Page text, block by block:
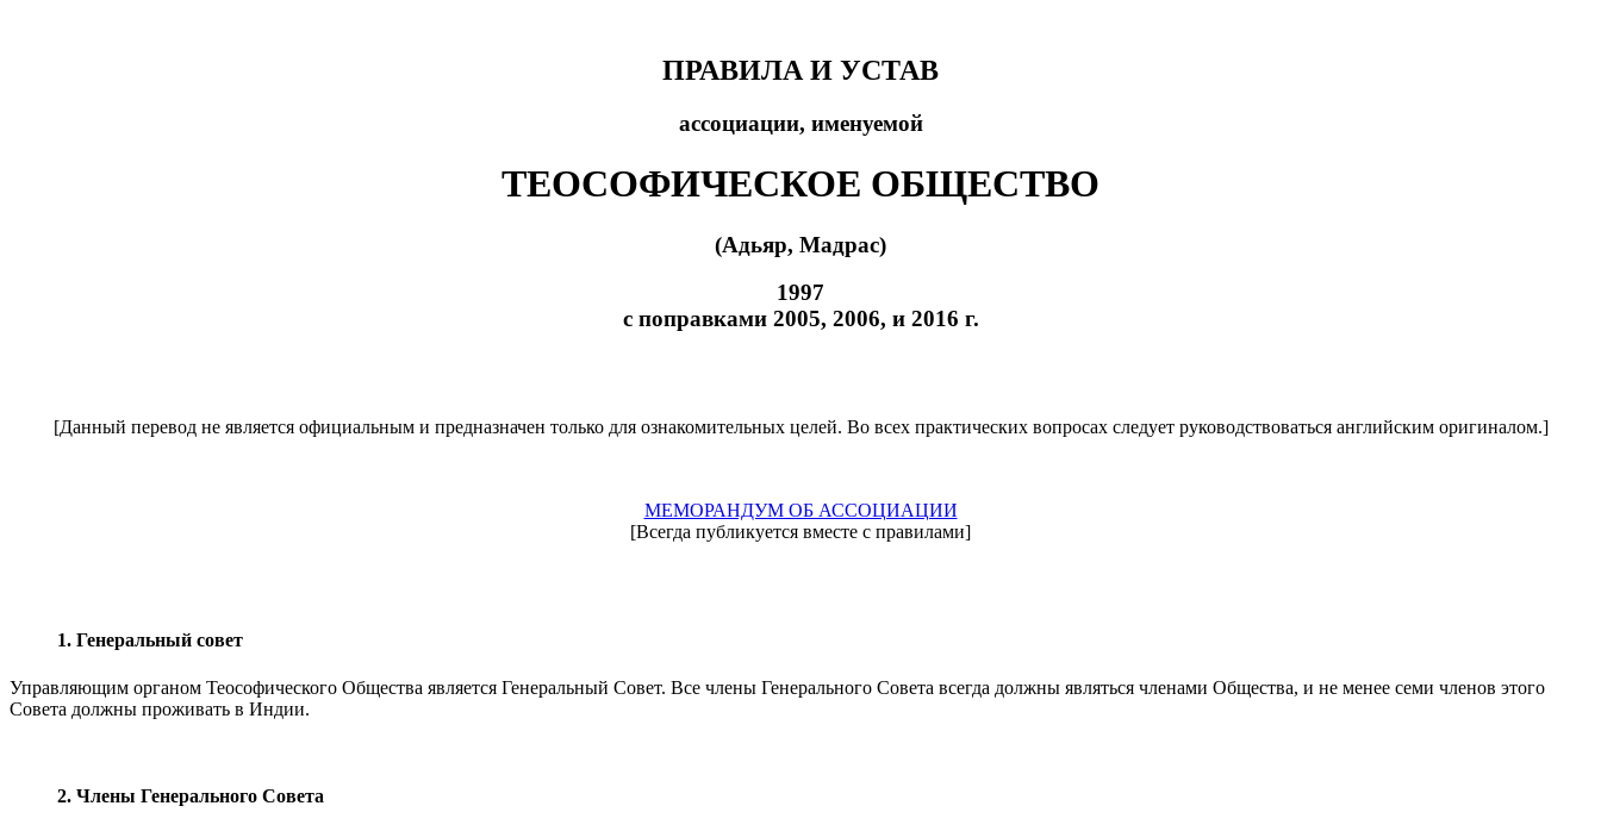
ПРАВИЛА И УСТАВ
ассоциации, именуемой
ТЕОСОФИЧЕСКОЕ ОБЩЕСТВО
(Адьяр, Мадрас)
1997
с поправками 2005, 2006, и 2016 г.
[Данный перевод не является официальным и предназначен только для ознакомительных целей. Во всех практических вопросах следует руководствоваться английским оригиналом.]
МЕМОРАНДУМ ОБ АССОЦИАЦИИ
[Всегда публикуется вместе с правилами]
1. Генеральный совет
Управляющим органом Теософического Общества является Генеральный Совет. Все члены Генерального Совета всегда должны являться членами Общества, и не менее семи членов этого
Совета должны проживать в Индии.
2. Члены Генерального Совета